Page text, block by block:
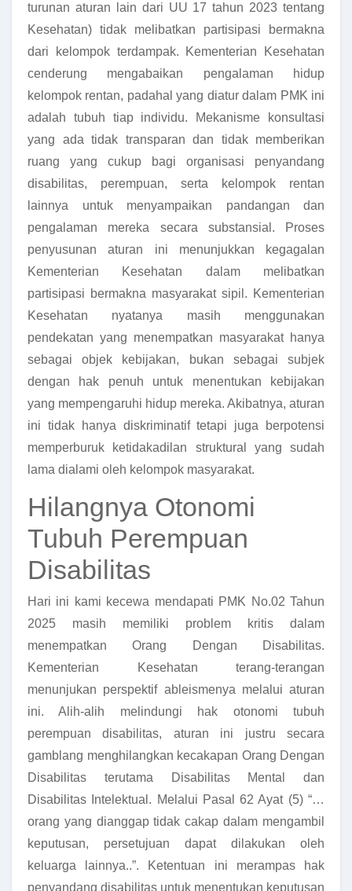
turunan aturan lain dari UU 17 tahun 2023 tentang
Kesehatan) tidak melibatkan partisipasi bermakna
dari kelompok terdampak. Kementerian Kesehatan
cenderung mengabaikan pengalaman hidup
kelompok rentan, padahal yang diatur dalam PMK ini
adalah tubuh tiap individu. Mekanisme konsultasi
yang ada tidak transparan dan tidak memberikan
ruang yang cukup bagi organisasi penyandang
disabilitas, perempuan, serta kelompok rentan
lainnya untuk menyampaikan pandangan dan
pengalaman mereka secara substansial. Proses
penyusunan aturan ini menunjukkan kegagalan
Kementerian Kesehatan dalam melibatkan
partisipasi bermakna masyarakat sipil. Kementerian
Kesehatan nyatanya masih menggunakan
pendekatan yang menempatkan masyarakat hanya
sebagai objek kebijakan, bukan sebagai subjek
dengan hak penuh untuk menentukan kebijakan
yang mempengaruhi hidup mereka. Akibatnya, aturan
ini tidak hanya diskriminatif tetapi juga berpotensi
memperburuk ketidakadilan struktural yang sudah
lama dialami oleh kelompok masyarakat.
Hilangnya Otonomi
Tubuh Perempuan
Disabilitas
Hari ini kami kecewa mendapati PMK No.02 Tahun
2025 masih memiliki problem kritis dalam
menempatkan Orang Dengan Disabilitas.
Kementerian Kesehatan terang-terangan
menunjukan perspektif ableismenya melalui aturan
ini. Alih-alih melindungi hak otonomi tubuh
perempuan disabilitas, aturan ini justru secara
gamblang menghilangkan kecakapan Orang Dengan
Disabilitas terutama Disabilitas Mental dan
Disabilitas Intelektual. Melalui Pasal 62 Ayat (5) “…
orang yang dianggap tidak cakap dalam mengambil
keputusan, persetujuan dapat dilakukan oleh
keluarga lainnya..”. Ketentuan ini merampas hak
penyandang disabilitas untuk menentukan keputusan